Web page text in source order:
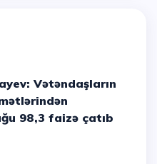
98,3 faizə çatıb